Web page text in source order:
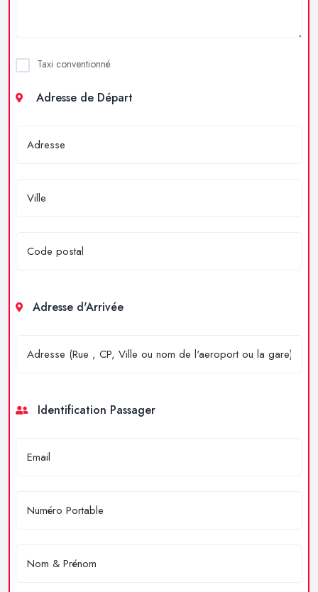
Taxi conventionné
Adresse de Départ
Adresse d'Arrivée
Identification Passager